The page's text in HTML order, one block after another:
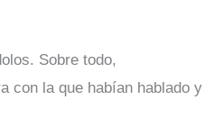
Sobre todo,
con la que habían hablado y